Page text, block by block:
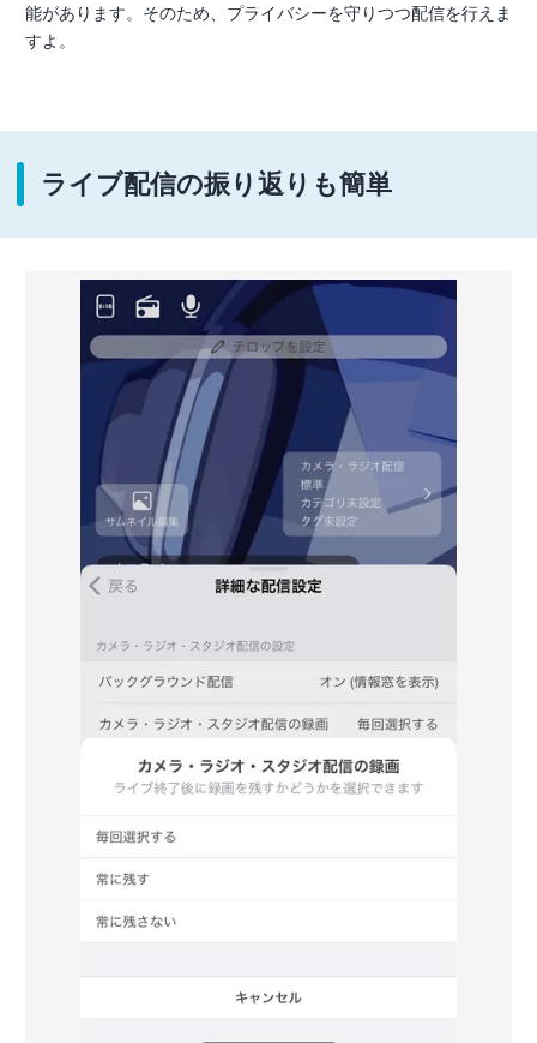
能があります。そのため、プライバシーを守りつつ配信を行えま
すよ。
ライブ配信の振り返りも簡単